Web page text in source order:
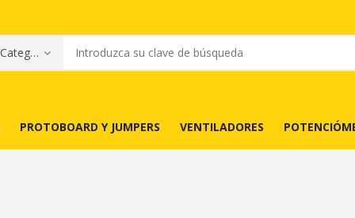
PROTOBOARD Y JUMPERS VENTILADORES